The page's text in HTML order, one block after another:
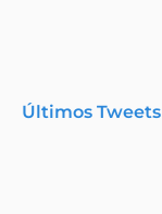
Últimos Tweets